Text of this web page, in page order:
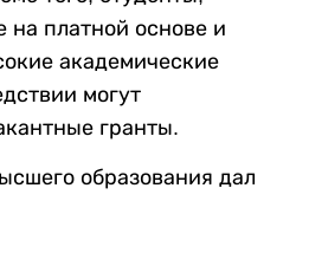
на платной основе и
академические
могут
гранты.
образования дал